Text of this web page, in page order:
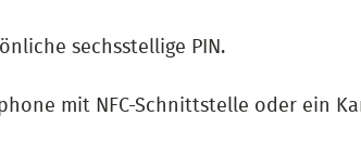
sechsstellige PIN.
mit NFC-Schnittstelle oder ein